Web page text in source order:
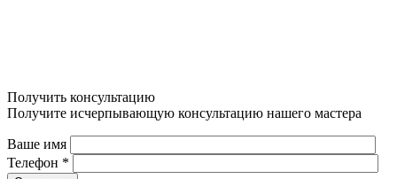
Получить консультацию
Получите исчерпывающую консультацию нашего мастера
Ваше имя
Телефон *